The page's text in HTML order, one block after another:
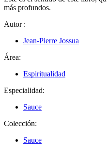
más profundos.
Autor :
Jean-Pierre Jossua
Área:
Espiritualidad
Especialidad:
Sauce
Colección:
Sauce